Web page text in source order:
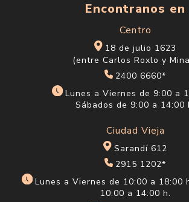
Encontranos en
Centro
18 de julio 1623
(entre Carlos Roxlo y
2400 6660*
Lunes a Viernes de 9:00 a
Sábados de 9:00 a 14:00
Ciudad Vieja
Sarandí 612
2915 1202*
Lunes a Viernes de 10:00 a 18:00
10:00 a 14:00 h.